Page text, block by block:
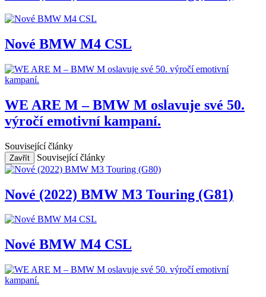
Nové BMW M4 CSL
WE ARE M – BMW M oslavuje své 50.
výročí emotivní kampaní.
Související články
Zavřít Související články
Nové (2022) BMW M3 Touring (G81)
Nové BMW M4 CSL